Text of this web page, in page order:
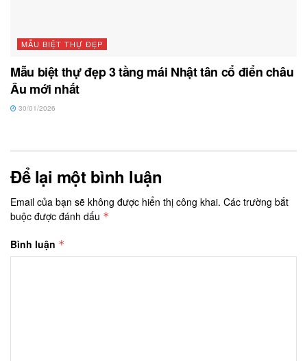
MẪU BIỆT THỰ ĐẸP
Mẫu biệt thự đẹp 3 tầng mái Nhật tân cổ điển châu
Âu mới nhất
30/01/2026
Để lại một bình luận
Email của bạn sẽ không được hiển thị công khai. Các trường bắt
buộc được đánh dấu *
Bình luận *